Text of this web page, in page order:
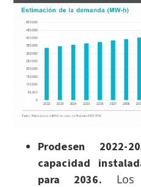
Prodesen
capacidad
para 2036.